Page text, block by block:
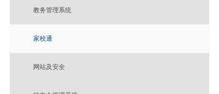
教务管理系统
家校通
网站及安全